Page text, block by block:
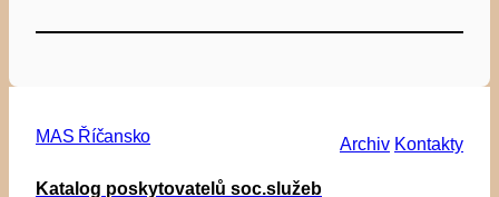
MAS Říčansko Archiv Kontakty
Katalog poskytovatelů soc.služeb